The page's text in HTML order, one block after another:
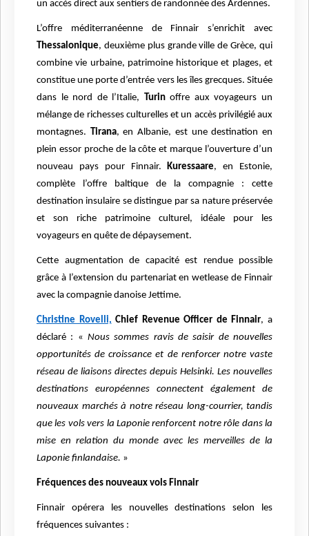
un accès direct aux sentiers de randonnée des Ardennes.
L’offre méditerranéenne de Finnair s’enrichit avec
Thessalonique, deuxième plus grande ville de Grèce, qui
combine vie urbaine, patrimoine historique et plages, et
constitue une porte d’entrée vers les îles grecques. Située
dans le nord de l’Italie, Turinoffre aux voyageurs un
mélange de richesses culturelles et un accès privilégié aux
montagnes. Tirana, en Albanie, est une destination en
plein essor proche de la côte et marque l’ouverture d’un
nouveau pays pour Finnair.
Kuressaare, en Estonie,
complète l’offre baltique de la compagnie : cette
destination insulaire se distingue par sa nature préservée
et son riche patrimoine culturel, idéale pour les
voyageurs en quête de dépaysement.
Cette augmentation de capacité est rendue possible
grâce à l’extension du partenariat en wetlease de Finnair
avec la compagnie danoise Jettime.
Christine Rovelli, Chief Revenue Officer de Finnair, a
déclaré : « Nous sommes ravis de saisir de nouvelles
opportunités de croissance et de renforcer notre vaste
réseau de liaisons directes depuis Helsinki. Les nouvelles
destinations européennes connectent également de
nouveaux marchés à notre réseau long-courrier, tandis
que les vols vers la Laponie renforcent notre rôle dans la
mise en relation du monde avec les merveilles de la
Laponie finlandaise. »
Fréquences des nouveaux vols Finnair
Finnair opérera les nouvelles destinations selon les
fréquences suivantes :